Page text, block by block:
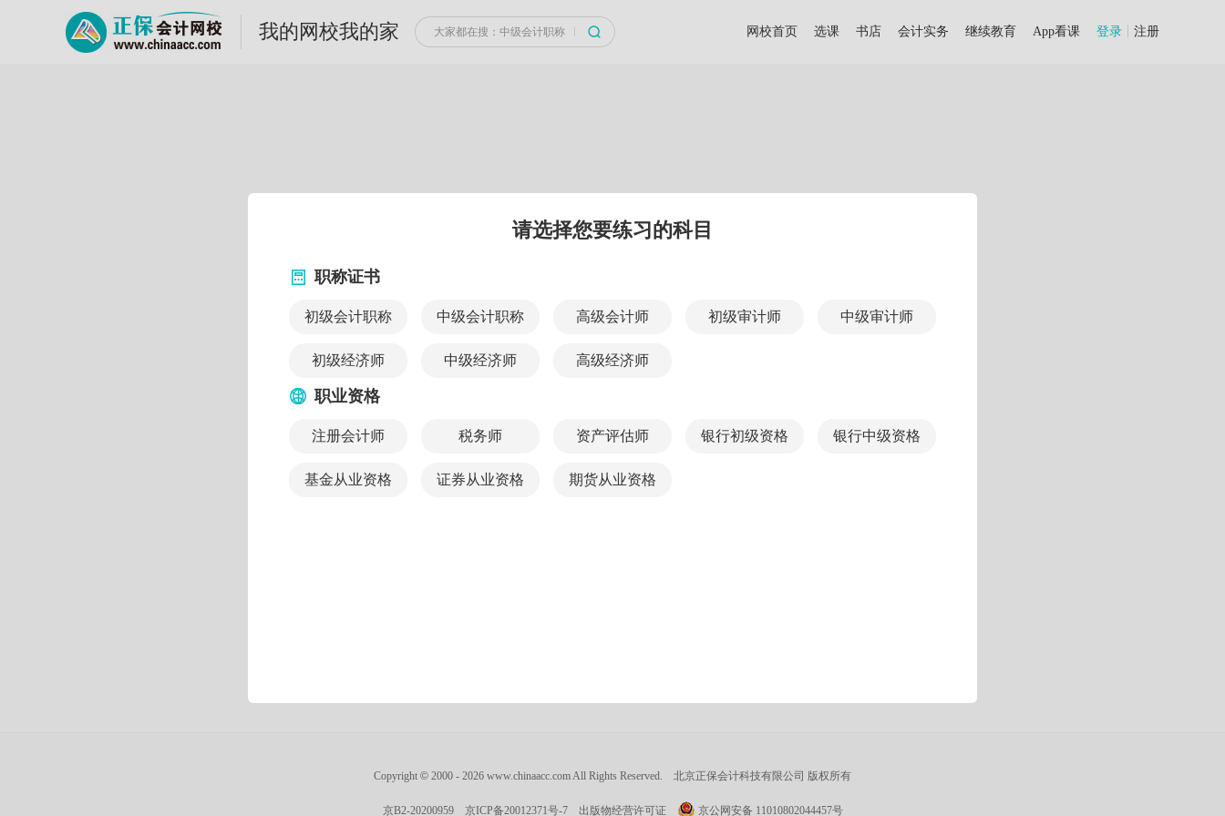
我的网校我的家 网校首页 选课 书店 会计实务 继续教育 App看课 登录 注册
请选择您要练习的科目
职称证书
初级会计职称 中级会计职称 高级会计师 初级审计师 中级审计师
初级经济师 中级经济师 高级经济师
职业资格
注册会计师 税务师 资产评估师 银行初级资格 银行中级资格
基金从业资格 证券从业资格 期货从业资格